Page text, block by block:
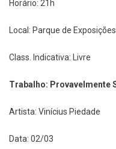
Horário: 21h
Local: Parque de
Class. Indicativa: Livre
Trabalho: Provavelmente
Artista: Vinícius Piedade
Data: 02/03